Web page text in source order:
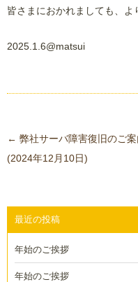
皆さまにおかれましても、よ
2025.1.6@matsui
投
稿
ゲ
ー
ョ
← 弊社サーバ障害復旧のご案
(2024年12月10日)
最近の投稿
年始のご挨拶
年始のご挨拶